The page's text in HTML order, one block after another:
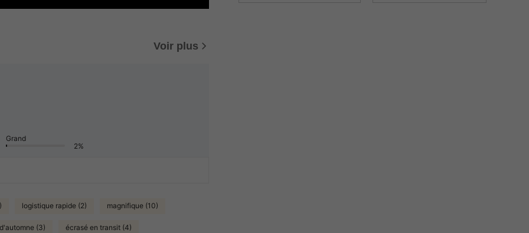
Voir plus
Grand
2%
logistique rapide (2) magnifique (10)
(3) écrasé en transit (4)